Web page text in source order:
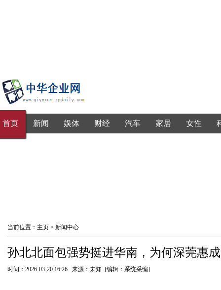
首页 新闻 娱体 财经 汽车 家居 女性
当前位置： 主页 > 新闻中心
孙北北面包强势挺进华南，为何深莞惠
时间：2026-03-20 16:26 来源：未知 [编辑：系统采编]